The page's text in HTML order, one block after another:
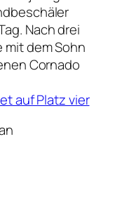
Nach drei
mit dem Sohn
Cornado
auf Platz vier